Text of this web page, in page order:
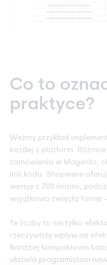
Co to
praktyce?
Weźmy przykład
każdej z platform.
zamówienia w Magento,
linii kodu. Shopware
wersję z 700 liniami,
wyjątkowo zwięzłą formę
Te liczby to nie tylko
rzeczywisty wpływ na
Bardziej kompaktowa
ułatwia programistom